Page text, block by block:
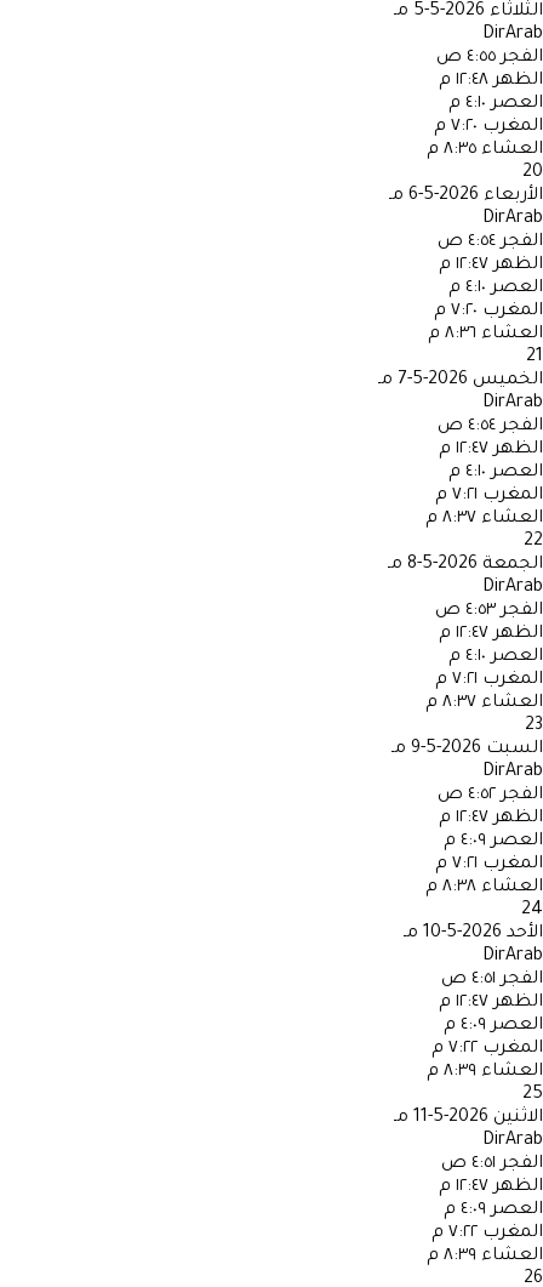
الثلاثاء 2026-5-5 مـ
DirArab
الفجر ٤:٥٥ ص
الظهر ١٢:٤٨ م
العصر ٤:١٠ م
المغرب ٧:٢٠ م
العشاء ٨:٣٥ م
20
الأربعاء 2026-5-6 مـ
DirArab
الفجر ٤:٥٤ ص
الظهر ١٢:٤٧ م
العصر ٤:١٠ م
المغرب ٧:٢٠ م
العشاء ٨:٣٦ م
21
الخميس 2026-5-7 مـ
DirArab
الفجر ٤:٥٤ ص
الظهر ١٢:٤٧ م
العصر ٤:١٠ م
المغرب ٧:٢١ م
العشاء ٨:٣٧ م
22
الجمعة 2026-5-8 مـ
DirArab
الفجر ٤:٥٣ ص
الظهر ١٢:٤٧ م
العصر ٤:١٠ م
المغرب ٧:٢١ م
العشاء ٨:٣٧ م
23
السبت 2026-5-9 مـ
DirArab
الفجر ٤:٥٢ ص
الظهر ١٢:٤٧ م
العصر ٤:٠٩ م
المغرب ٧:٢١ م
العشاء ٨:٣٨ م
24
الأحد 2026-5-10 مـ
DirArab
الفجر ٤:٥١ ص
الظهر ١٢:٤٧ م
العصر ٤:٠٩ م
المغرب ٧:٢٢ م
العشاء ٨:٣٩ م
25
الاثنين 2026-5-11 مـ
DirArab
الفجر ٤:٥١ ص
الظهر ١٢:٤٧ م
العصر ٤:٠٩ م
المغرب ٧:٢٢ م
العشاء ٨:٣٩ م
26